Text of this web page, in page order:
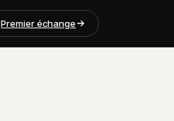
Premier échange